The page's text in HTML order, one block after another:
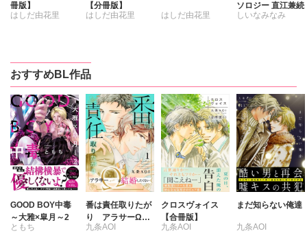
冊版】
はしだ由花里
【分冊版】
はしだ由花里
はしだ由花里
ソロジー 直江兼続
しいなみなみ
内田一奈 氷栗優
霧嶋珠生
きゐち三文
くもぎり太郎
ナナメグリ
ホマ蔵 卯月翔
桑原祐子
高口里純
おすすめBL作品
GOOD BOY中毒
～大雅×皐月～2
ともち
番は責任取りたが
り アラサーΩは
結婚したくない
九条AOI
クロスヴォイス
【合冊版】
九条AOI
まだ知らない俺達
九条AOI